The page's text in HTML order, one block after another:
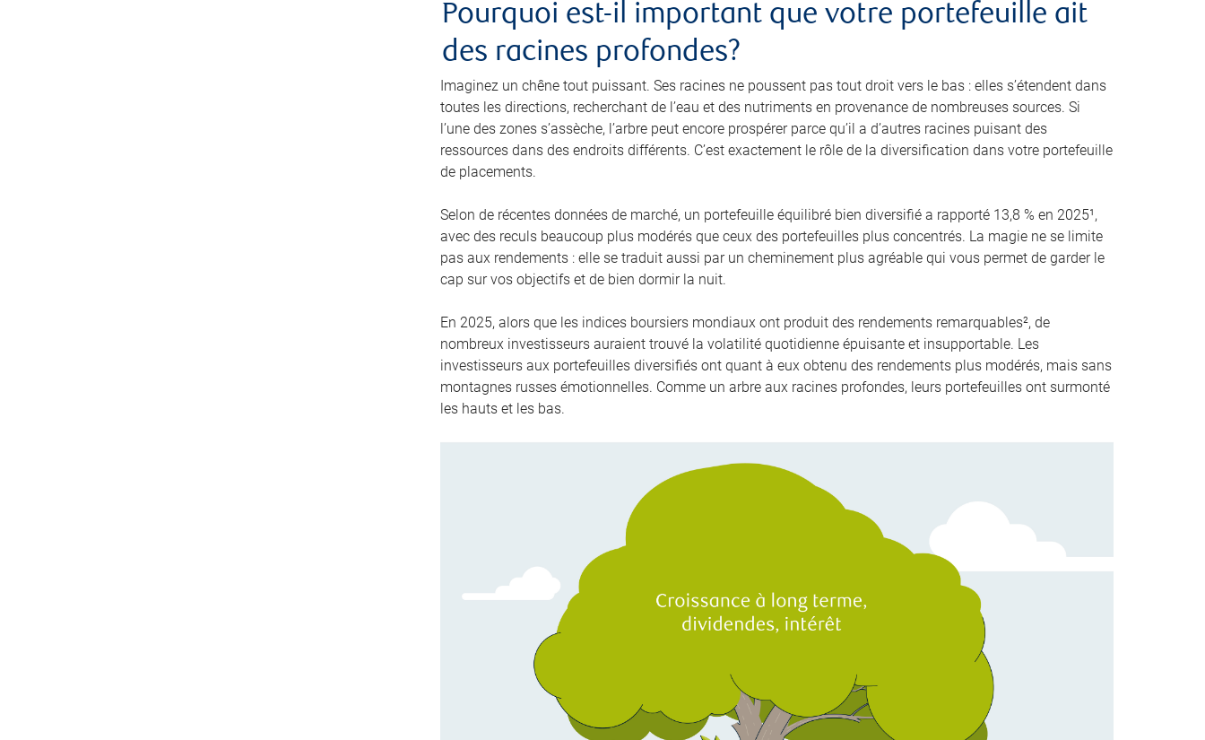
Pourquoi est-il important que votre portefeuille ait
des racines profondes?
Imaginez un chêne tout puissant. Ses racines ne poussent pas tout droit vers le bas : elles s’étendent dans
toutes les directions, recherchant de l’eau et des nutriments en provenance de nombreuses sources. Si
l’une des zones s’assèche, l’arbre peut encore prospérer parce qu’il a d’autres racines puisant des
ressources dans des endroits différents. C’est exactement le rôle de la diversification dans votre portefeuille
de placements.
Selon de récentes données de marché, un portefeuille équilibré bien diversifié a rapporté 13,8 % en 2025¹,
avec des reculs beaucoup plus modérés que ceux des portefeuilles plus concentrés. La magie ne se limite
pas aux rendements : elle se traduit aussi par un cheminement plus agréable qui vous permet de garder le
cap sur vos objectifs et de bien dormir la nuit.
En 2025, alors que les indices boursiers mondiaux ont produit des rendements remarquables², de
nombreux investisseurs auraient trouvé la volatilité quotidienne épuisante et insupportable. Les
investisseurs aux portefeuilles diversifiés ont quant à eux obtenu des rendements plus modérés, mais sans
montagnes russes émotionnelles. Comme un arbre aux racines profondes, leurs portefeuilles ont surmonté
les hauts et les bas.